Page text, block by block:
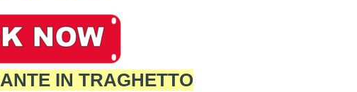
IN TRAGHETTO